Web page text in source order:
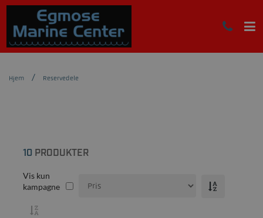
Hjem Reservedele
10 PRODUKTER
Vis kun
kampagne